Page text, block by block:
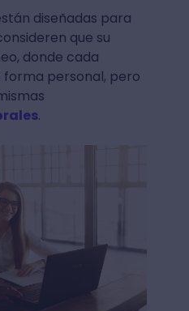
diseñadas para
que su
donde cada
forma personal, pero
.